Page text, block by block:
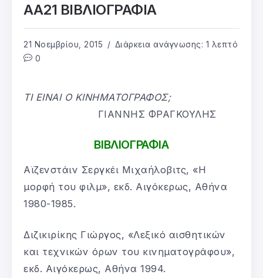
ΑΑ21 ΒΙΒΛΙΟΓΡΑΦΙΑ
21 Νοεμβρίου, 2015
Διάρκεια ανάγνωσης: 1 λεπτό
0
ΤΙ ΕΙΝΑΙ Ο ΚΙΝΗΜΑΤΟΓΡΑΦΟΣ;
ΓΙΑΝΝΗΣ ΦΡΑΓΚΟΥΛΗΣ
ΒΙΒΛΙΟΓΡΑΦΙΑ
Αϊζενστάιν Σεργκέι Μιχαήλοβιτς, «Η
μορφή του φιλμ», εκδ. Αιγόκερως, Αθήνα
1980-1985.
Διζικιρίκης Γιώργος, «Λεξικό αισθητικών
και τεχνικών όρων του κινηματογράφου»,
εκδ. Αιγόκερως, Αθήνα 1994.